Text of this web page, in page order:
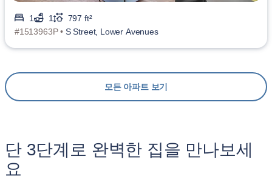
1 1
797 ft²
#1513963P • S Street, Lower Avenues
모든 아파트 보기
단 3단계로 완벽한 집을 만나보세
요